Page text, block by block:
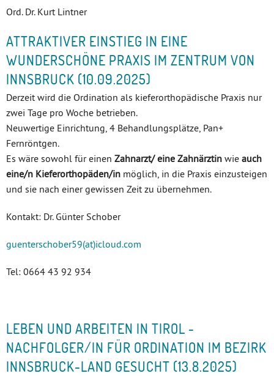
Ord. Dr. Kurt Lintner
ATTRAKTIVER EINSTIEG IN EINE
WUNDERSCHÖNE PRAXIS IM ZENTRUM VON
INNSBRUCK (10.09.2025)
Derzeit wird die Ordination als kieferorthopädische Praxis nur
zwei Tage pro Woche betrieben.
Neuwertige Einrichtung, 4 Behandlungsplätze, Pan+
Fernröntgen.
Es wäre sowohl für einen Zahnarzt/ eine Zahnärztin wie auch
eine/n Kieferorthopäden/in möglich, in die Praxis einzusteigen
und sie nach einer gewissen Zeit zu übernehmen.
Kontakt: Dr. Günter Schober
guenterschober59(at)icloud.com
Tel: 0664 43 92 934
LEBEN UND ARBEITEN IN TIROL -
NACHFOLGER/IN FÜR ORDINATION IM BEZIRK
INNSBRUCK-LAND GESUCHT (13.8.2025)